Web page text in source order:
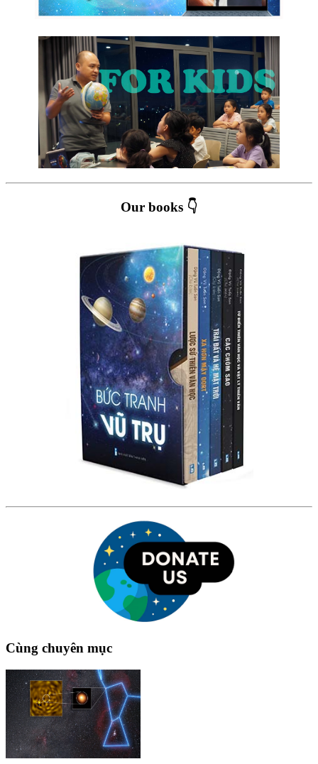
Our books 👇
Cùng chuyên mục